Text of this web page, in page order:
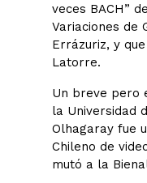
veces BACH”
Variaciones de
Errázuriz, y
Latorre.
Un breve pero
la Universidad
Olhagaray fue
Chileno de
mutó a la